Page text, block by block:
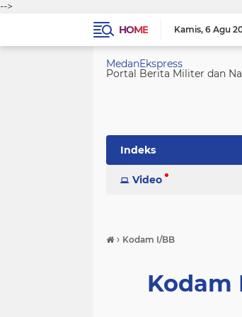
-->
HOME
Kamis 6 Agu
MedanEkspress
Portal Berita Militer dan
Indeks
Video
› Kodam I/BB
Kodam